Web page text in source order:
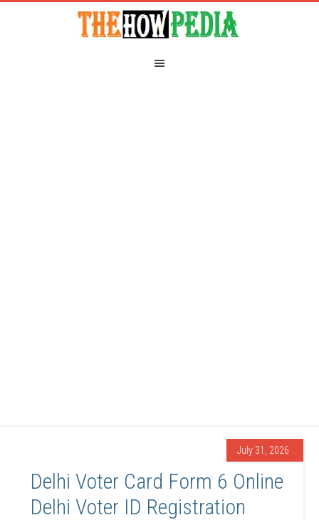
July 31, 2026
Delhi Voter Card Form 6 Online
Delhi Voter ID Registration